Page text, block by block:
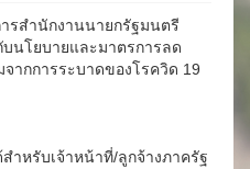
รสำนักงานนายกรัฐมนตรี
บนโยบายและมาตรการลด
ากการระบาดของโรควิด 19
ำหรับเจ้าหน้าที่/ลูกจ้างภาครัฐ